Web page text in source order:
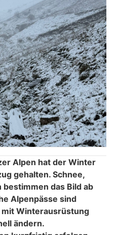
Alpen hat der Winter
gehalten. Schnee,
das Bild ab
Alpenpässe sind
Winterausrüstung
ändern.